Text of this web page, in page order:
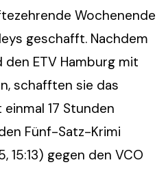
Wochenende
geschafft. Nachdem
ETV Hamburg mit
schafften sie das
17 Stunden
Fünf-Satz-Krimi
15:13) gegen den VCO